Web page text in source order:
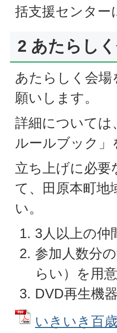
括支援センター
2 あたらし
あたらしく会場
願いします。
詳細については
ルールブック」
立ち上げに必要
て、田原本町地
い。
3人以上の仲
参加人数分
らい）を用
DVD再生機
いきいき百